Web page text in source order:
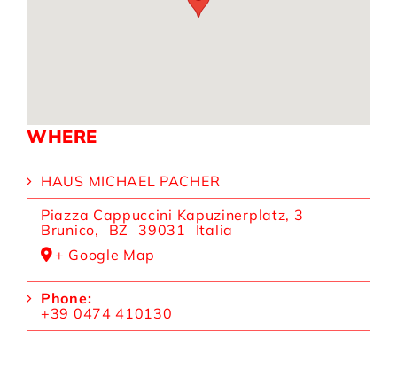
WHERE
HAUS MICHAEL PACHER
Piazza Cappuccini Kapuzinerplatz, 3
Brunico, BZ 39031
Italia
+ Google Map
Phone:
+39 0474 410130